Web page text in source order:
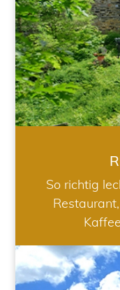
So richtig